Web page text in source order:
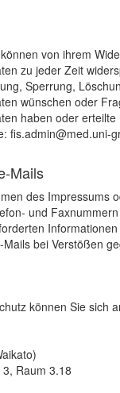
von ihrem
zu jeder Zeit
Sperrung,
wünschen oder
haben oder
fis.admin@med.uni-
Mails
des Impressums
und
bei Verstößen
können Sie sich
Raum 3.18